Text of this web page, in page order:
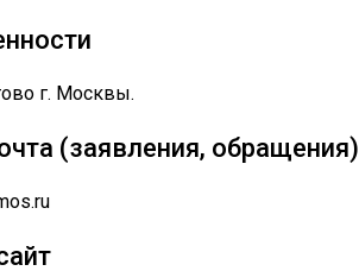
г. Москвы.
(заявления, обращения)